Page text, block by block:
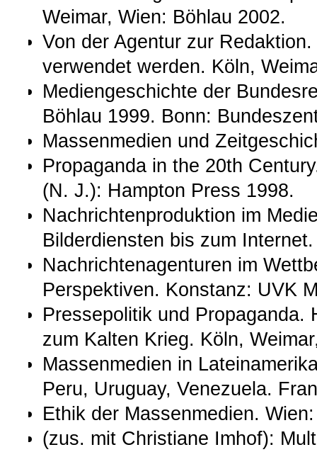
Weimar, Wien: Böhlau 2002.
Von der Agentur zur
verwendet werden. Köln,
Mediengeschichte der
Böhlau 1999. Bonn:
Massenmedien und
Propaganda in the 20th
(N. J.): Hampton Press 1998.
Nachrichtenproduktion im
Bilderdiensten bis zum
Nachrichtenagenturen im
Perspektiven. Konstanz: UVK
Pressepolitik und Propaganda.
zum Kalten Krieg. Köln,
Massenmedien in
Peru, Uruguay, Venezuela.
Ethik der Massenmedien.
(zus. mit Christiane Imhof):